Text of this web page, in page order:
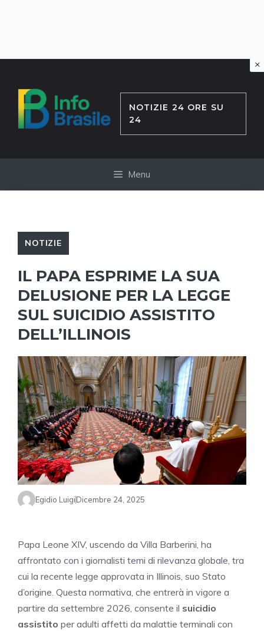
contenuto
NOTIZIE 24 ORE SU
24
Menu
NOTIZIE
IL PAPA ESPRIME LA SUA
DELUSIONE PER LA LEGGE
SUL SUICIDIO ASSISTITO
DELL’ILLINOIS
Egidio LuigiDicembre 24, 2025
Papa Leone XIV, uscendo da Villa Barberini, ha
affrontato con i giornalisti temi di rilevanza globale, tra
cui la recente legge approvata in Illinois, suo Stato
d’origine. Questa normativa, che entrerà in vigore a
partire da settembre 2026, consente il suicidio
assistito per adulti affetti da malattie terminali con
×